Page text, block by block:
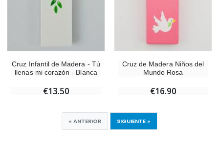
Cruz Infantil de Madera - Tú
llenas mi corazón - Blanca
€13.50
Cruz de Madera Niños del
Mundo Rosa
€16.90
« ANTERIOR SIGUIENTE »